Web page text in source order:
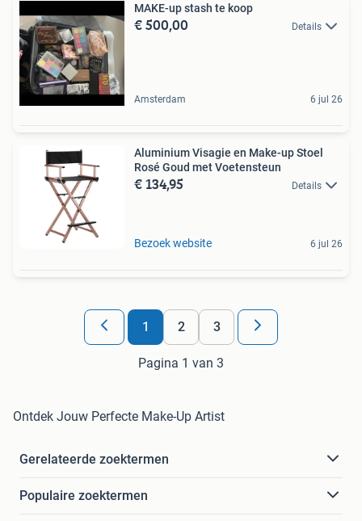
MAKE-up stash te koop
€ 500,00 Details
Amsterdam 6 jul 26
Aluminium Visagie en Make-up Stoel
Rosé Goud met Voetensteun
€ 134,95 Details
Bezoek website 6 jul 26
1 2 3
Pagina 1 van 3
Ontdek Jouw Perfecte Make-Up Artist
Gerelateerde zoektermen
Populaire zoektermen